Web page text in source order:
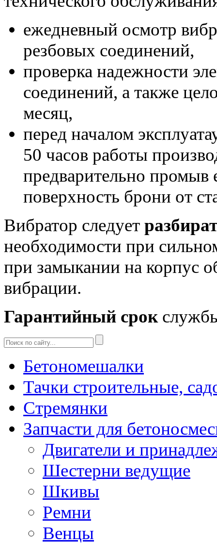
ежедневный осмотр
резбовых соединений,
проверка надежности
соединений, а также
месяц,
перед началом
50 часов работы
предварительно промыв
поверхность брони от
Вибратор следует
необходимости при
при замыкании на корпус
вибрации.
Гарантийный срок
Бетономешалки
Тачки строительные,
Стремянки
Запчасти для
Двигатели и
Шестерни ведущие
Шкивы
Ремни
Венцы